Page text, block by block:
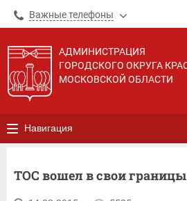
Важные телефоны
АДМИНИСТРАЦИЯ
ГОРОДСКОГО ОКРУГА
МОСКОВСКОЙ ОБЛАСТИ
Навигация
ТОС вошел в свои границы